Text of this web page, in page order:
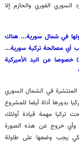
الفوري والحازم إلا
في شمال سورية... هناك
أي مصالحة تركية سورية...
خصوصا عن اليد الأميركية
في الشمال السوري
بدورها أداة أيضا للمشروع
تركيا مهمة قيادة أولئك
وأي خروج عن هذه الصورة
يجب وضعها على طاولة